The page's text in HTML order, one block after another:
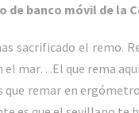
de banco móvil de la
sacrificado el remo.
el mar…El que rema
que remar en